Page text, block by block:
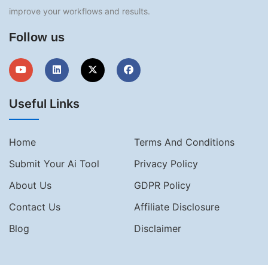
improve your workflows and results.
Follow us
Useful Links
Home
Terms And Conditions
Submit Your Ai Tool
Privacy Policy
About Us
GDPR Policy
Contact Us
Affiliate Disclosure
Blog
Disclaimer